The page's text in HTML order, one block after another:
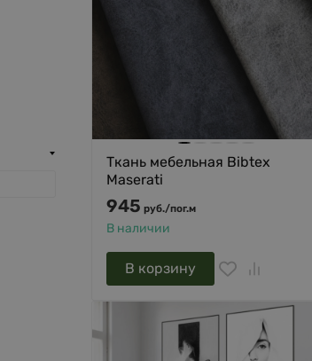
Ткань мебельная Bibtex
Maserati
945 руб./пог.м
В наличии
В корзину